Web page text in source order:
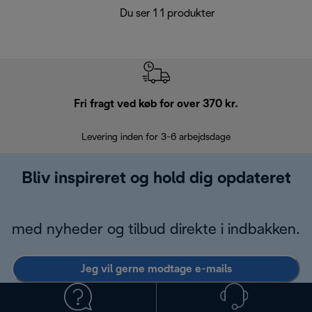
Du ser 1 1 produkter
Fri fragt ved køb for over 370 kr.
Levering inden for 3-6 arbejdsdage
Bliv inspireret og hold dig opdateret
med nyheder og tilbud direkte i indbakken.
Jeg vil gerne modtage e-mails